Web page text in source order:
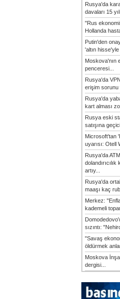
Rusya'da
davaları 15
"Rus
Hollanda
Putin'den
'altın hisse'yle
Moskova'nın
penceresi...
Rusya'da
erişim sorunu
Rusya'da
kart alması
Rusya eski
satışına
Microsoft'tan
uyarısı: Otell
Rusya'da
artıy...
Rusya'da
maaşı kaç
Merkez:
kademeli
sızıntı:
"Savaş
öldürmek
Moskova
dergisi...